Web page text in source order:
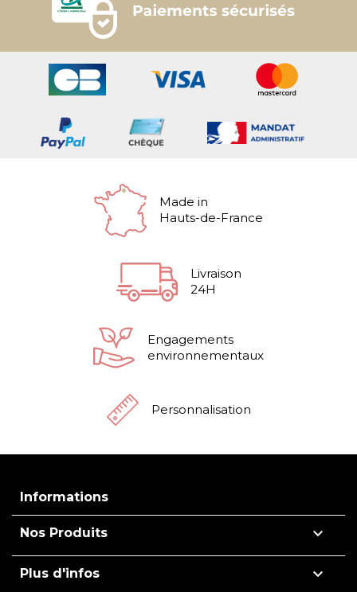
Made in
Hauts-de-France
Livraison
24H
Engagements
environnementaux
Personnalisation
Informations
Nos Produits 
Plus d'infos 